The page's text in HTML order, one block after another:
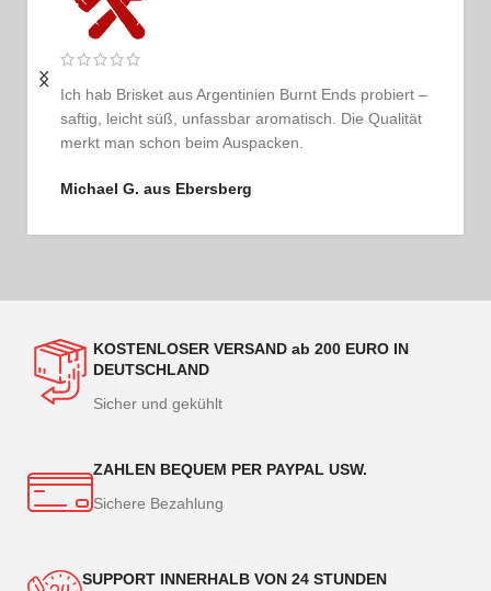
Ich bestelle regelmäßig und bin jedes Mal
Das Fleisch ist tadellos, der Service persönlich und
ehrlich. So schmeckt Vertrauen.
Thomas G. aus Hamburg
KOSTENLOSER VERSAND ab 200 EURO IN
DEUTSCHLAND
Sicher und gekühlt
ZAHLEN BEQUEM PER PAYPAL USW.
Sichere Bezahlung
SUPPORT INNERHALB VON 24 STUNDEN